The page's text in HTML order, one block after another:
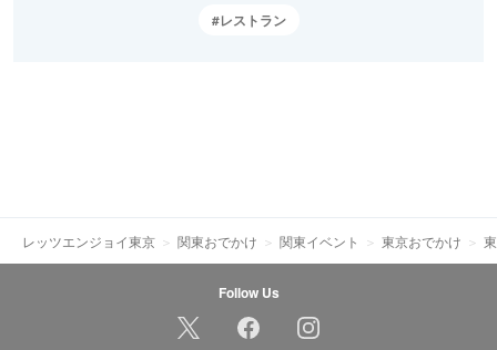
レストラン
レッツエンジョイ東京 関東おでかけ 関東イベント 東京おでかけ
Follow Us